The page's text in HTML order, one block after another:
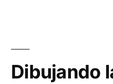
Dibujando